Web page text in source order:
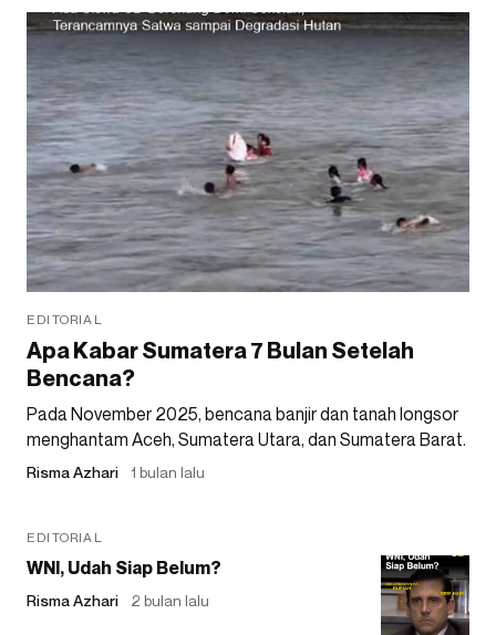
EDITORIAL
Apa Kabar Sumatera 7 Bulan Setelah
Bencana?
Pada November 2025, bencana banjir dan tanah longsor
menghantam Aceh, Sumatera Utara, dan Sumatera Barat.
Risma Azhari 1 bulan lalu
EDITORIAL
WNI, Udah Siap Belum?
Risma Azhari 2 bulan lalu